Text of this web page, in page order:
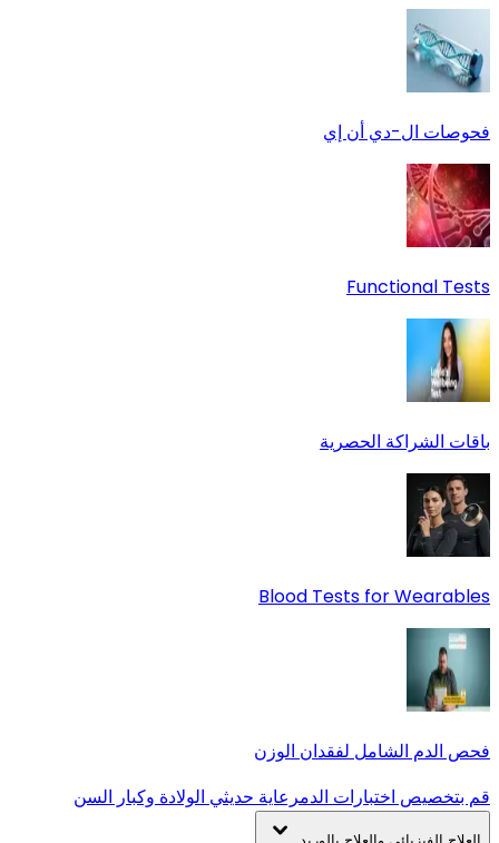
فحوصات ال-دي أن إي
Functional Tests
باقات الشراكة الحصرية
Blood Tests for Wearables
فحص الدم الشامل لفقدان الوزن
قم بتخصيص اختبارات الدمرعاية حديثي الولادة وكبار السن